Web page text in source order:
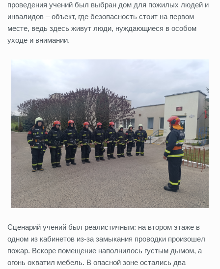
проведения учений был выбран дом для пожилых людей и
инвалидов – объект, где безопасность стоит на первом
месте, ведь здесь живут люди, нуждающиеся в особом
уходе и внимании.
Сценарий учений был реалистичным: на втором этаже в
одном из кабинетов из-за замыкания проводки произошел
пожар. Вскоре помещение наполнилось густым дымом, а
огонь охватил мебель. В опасной зоне остались два